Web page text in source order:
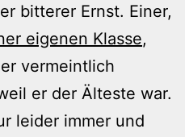
bitterer Ernst. Einer,
eigenen Klasse,
vermeintlich
er der Älteste war.
leider immer und